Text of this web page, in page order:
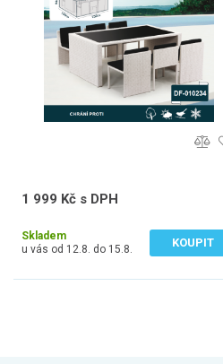
1 999 Kč s DPH
Skladem
u vás od 12.8. do 15.8.
KOUPIT